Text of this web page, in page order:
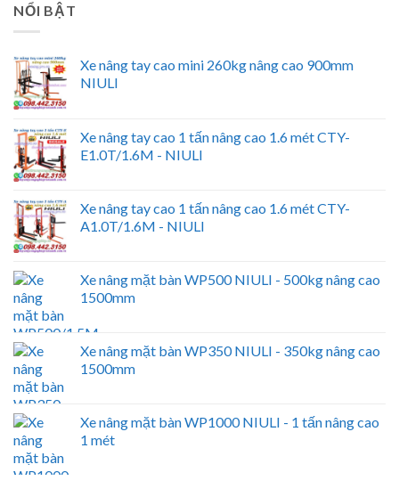
NỔI BẬT
Xe nâng tay cao mini 260kg nâng cao 900mm
NIULI
Xe nâng tay cao 1 tấn nâng cao 1.6 mét CTY-
E1.0T/1.6M - NIULI
Xe nâng tay cao 1 tấn nâng cao 1.6 mét CTY-
A1.0T/1.6M - NIULI
Xe nâng mặt bàn WP500 NIULI - 500kg nâng cao
1500mm
Xe nâng mặt bàn WP350 NIULI - 350kg nâng cao
1500mm
Xe nâng mặt bàn WP1000 NIULI - 1 tấn nâng cao
1 mét